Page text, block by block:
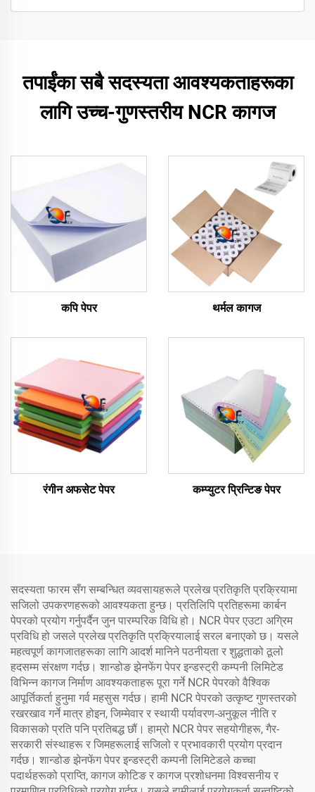
तपाईंका सबै सदस्यता आवश्यकताहरूका
लागि उच्च-गुणस्तरीय NCR कागज
कपि पेपर थर्मल कागज
रंगीन अफसेट पेपर कम्प्युटर प्रिन्टिङ पेपर
सदस्यता फारम सँग सम्बन्धित व्यवसायहरूले प्रलेख प्रतिकृति प्रक्रियामा
सजिलो उपकरणहरूको आवश्यकता हुन्छ। प्रतिलिपि प्रतिहरूमा कार्बन
पेपरको प्रयोग गर्नुपर्दैन जुन पारम्परिक विधि हो। NCR पेपर एउटा अग्रिम
प्रविधि हो जसले प्रलेख प्रतिकृति प्रक्रियालाई सरल बनाएको छ। यसले
महत्वपूर्ण कागजातहरूका लागि आदर्श मानिने पठनीयता र शुद्धताको ठूलो
हदसम्म संरक्षण गर्दछ। शान्डोङ झेनफेंग पेपर इन्डस्ट्री कम्पनी लिमिटेड
विभिन्न कागज निर्माण आवश्यकताहरू पूरा गर्ने NCR पेपरको वैश्विक
आपूर्तिकर्ता हुनुमा गर्व महसुस गर्दछ। हामी NCR पेपरको उत्कृष्ट गुणस्तरको
रखरखाव गर्ने मात्र होइन, जिम्मेवार र स्थायी पर्यावरण-अनुकूल नीति र
विकासको प्रति पनि प्रतिबद्ध छौं। हाम्रो NCR पेपर सहयोगीहरू, गैर-
सरकारी संस्थाहरू र जिमहरूलाई सजिलो र प्रभावकारी प्रयोग प्रदान
गर्दछ। शान्डोङ झेनफेंग पेपर इन्डस्ट्री कम्पनी लिमिटेडले कच्चा
पदार्थहरूको प्राप्ति, कागज कोटिङ र कागज प्रशोधनमा विश्वसनीय र